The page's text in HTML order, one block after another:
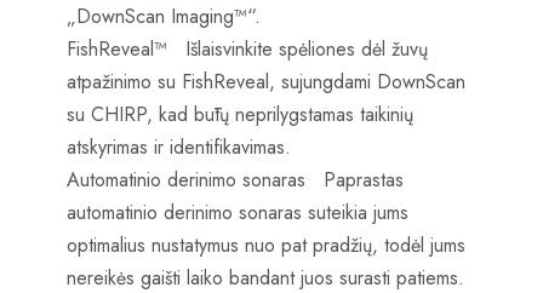
„DownScan Imaging™“.
FishReveal™ Išlaisvinkite spėliones dėl žuvų
atpažinimo su FishReveal, sujungdami DownScan
su CHIRP, kad būtų neprilygstamas taikinių
atskyrimas ir identifikavimas.
Automatinio derinimo sonaras Paprastas
automatinio derinimo sonaras suteikia jums
optimalius nustatymus nuo pat pradžių, todėl jums
nereikės gaišti laiko bandant juos surasti patiems.